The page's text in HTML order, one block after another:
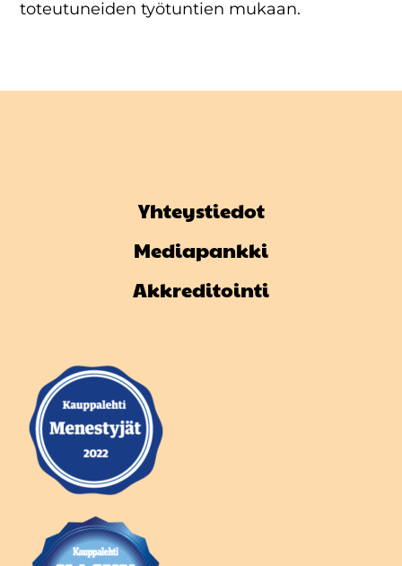
toteutuneiden työtuntien mukaan.
Yhteystiedot
Mediapankki
Akkreditointi